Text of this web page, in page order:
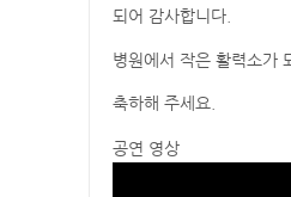
되어 감사합니다.
병원에서 작은 활력소가
축하해 주세요.
공연 영상